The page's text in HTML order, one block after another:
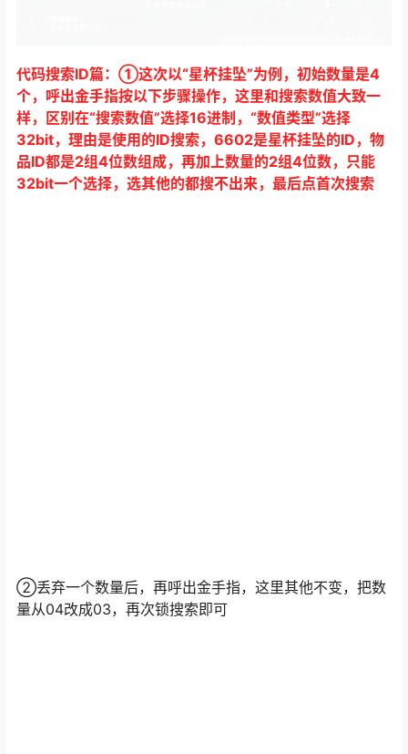
代码搜索ID篇：①这次以“星杯挂坠”为例，初始数量是4
个，呼出金手指按以下步骤操作，这里和搜索数值大致一
样，区别在“搜索数值”选择16进制，“数值类型”选择
32bit，理由是使用的ID搜索，6602是星杯挂坠的ID，物
品ID都是2组4位数组成，再加上数量的2组4位数，只能
32bit一个选择，选其他的都搜不出来，最后点首次搜索